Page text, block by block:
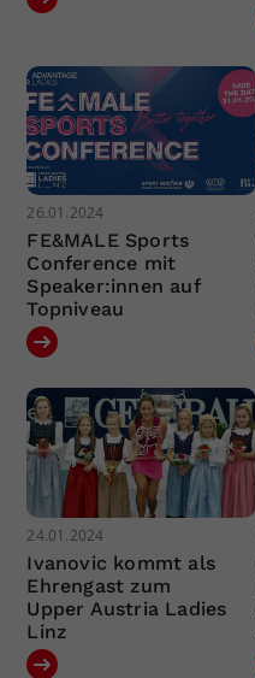
26.01.2024
FE&MALE Sports
Conference mit
Speaker:innen auf
Topniveau
24.01.2024
Ivanovic kommt als
Ehrengast zum
Upper Austria Ladies
Linz